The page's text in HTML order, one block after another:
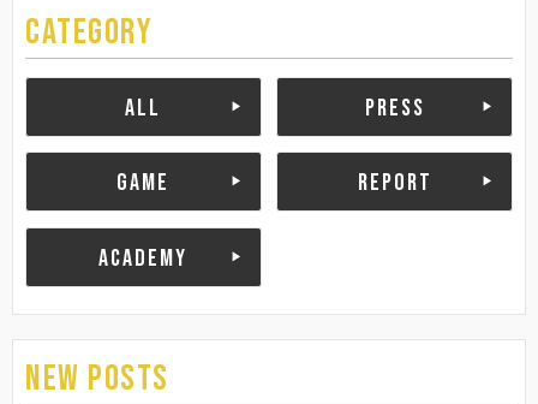
CATEGORY
ALL PRESS
GAME REPORT
ACADEMY
NEW POSTS